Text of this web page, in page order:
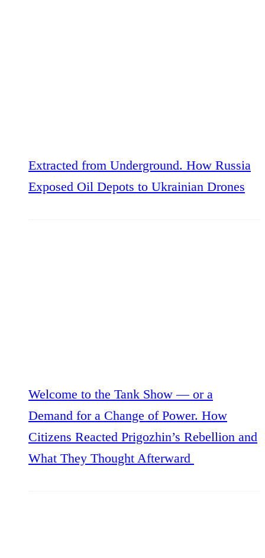
Extracted from Underground. How Russia
Exposed Oil Depots to Ukrainian Drones
Welcome to the Tank Show — or a
Demand for a Change of Power. How
Citizens Reacted Prigozhin’s Rebellion and
What They Thought Afterward